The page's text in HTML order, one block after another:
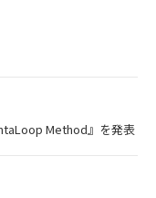
Method』を発表